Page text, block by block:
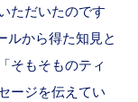
ただいたのです
ルから得た知見と
そもそものティ
ージを伝えてい